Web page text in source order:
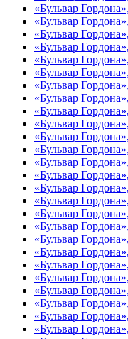
«Бульвар
«Бульвар
«Бульвар
«Бульвар
«Бульвар
«Бульвар
«Бульвар
«Бульвар
«Бульвар
«Бульвар
«Бульвар
«Бульвар
«Бульвар
«Бульвар
«Бульвар
«Бульвар
«Бульвар
«Бульвар
«Бульвар
«Бульвар
«Бульвар
«Бульвар
«Бульвар
«Бульвар
«Бульвар
«Бульвар